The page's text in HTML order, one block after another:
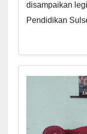
disampaikan
Pendidikan